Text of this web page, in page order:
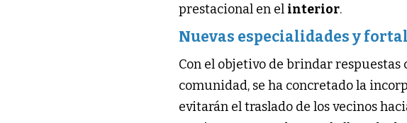
prestacional en el interior.
Nuevas especialidades y
Con el objetivo de brindar respuestas
comunidad, se ha concretado la
evitarán el traslado de los vecinos